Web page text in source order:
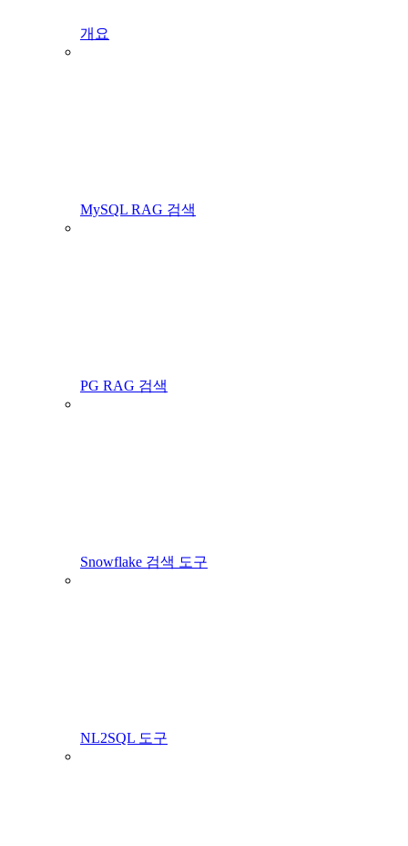
개요
MySQL RAG 검색
PG RAG 검색
Snowflake 검색 도구
NL2SQL 도구